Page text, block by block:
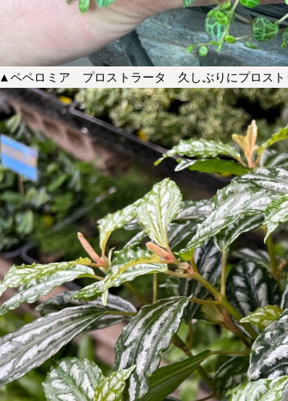
▲ペペロミア プロストラータ 久しぶりにプロスト